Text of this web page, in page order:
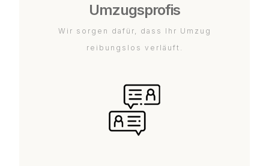
Umzugsprofis
Wir sorgen dafür, dass Ihr Umzug
reibungslos verläuft.